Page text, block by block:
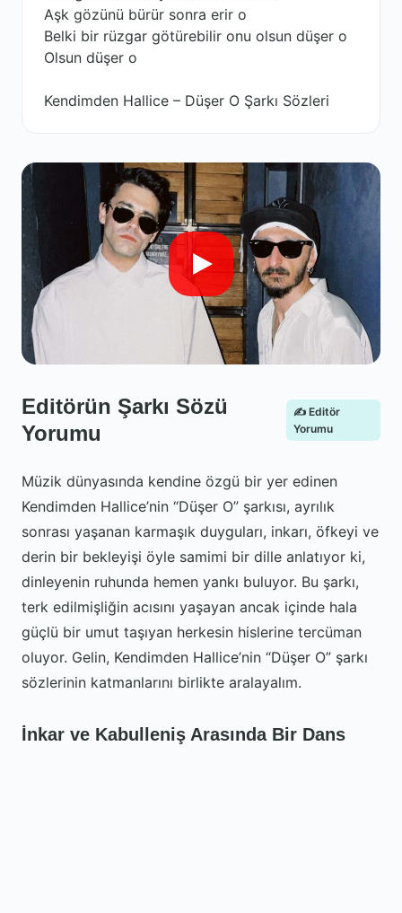
Aşk gözünü bürür sonra erir o
Belki bir rüzgar götürebilir onu olsun düşer o
Olsun düşer o
Kendimden Hallice – Düşer O Şarkı Sözleri
Editörün Şarkı Sözü
Yorumu
✍️ Editör
Yorumu
Müzik dünyasında kendine özgü bir yer edinen
Kendimden Hallice’nin “Düşer O” şarkısı, ayrılık
sonrası yaşanan karmaşık duyguları, inkarı, öfkeyi ve
derin bir bekleyişi öyle samimi bir dille anlatıyor ki,
dinleyenin ruhunda hemen yankı buluyor. Bu şarkı,
terk edilmişliğin acısını yaşayan ancak içinde hala
güçlü bir umut taşıyan herkesin hislerine tercüman
oluyor. Gelin, Kendimden Hallice’nin “Düşer O” şarkı
sözlerinin katmanlarını birlikte aralayalım.
İnkar ve Kabulleniş Arasında Bir Dans